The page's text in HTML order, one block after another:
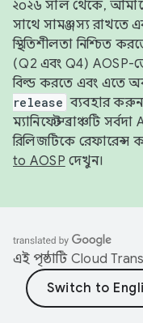
২০২৬ সাল থেকে,
সাথে সামঞ্জস্য রাখতে
স্থিতিশীলতা নিশ্চিত
(Q2 এবং Q4) AOSP-
বিল্ড করতে এবং এতে
release ব্যবহার
ম্যানিফেস্ট ব্রাঞ্চটি
রিলিজটিকে
to AOSP দেখুন।
এই পৃষ্ঠাটি Cloud